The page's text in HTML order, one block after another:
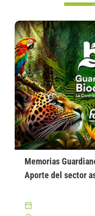
Memorias
Aporte del sector